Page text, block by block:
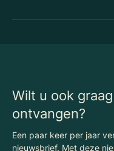
Algemene voorwaarden
Vergunningen
Wilt u ook
ontvangen?
Een paar keer per jaar
nieuwsbrief. Met deze